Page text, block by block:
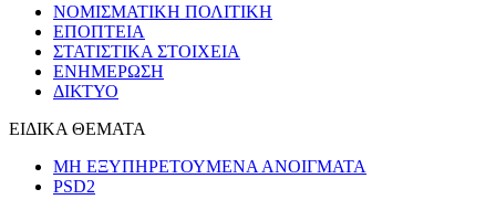
ΝΟΜΙΣΜΑΤΙΚΗ ΠΟΛΙΤΙΚΗ
ΕΠΟΠΤΕΙΑ
ΣΤΑΤΙΣΤΙΚΑ ΣΤΟΙΧΕΙΑ
ΕΝΗΜΕΡΩΣΗ
ΔΙΚΤΥΟ
ΕΙΔΙΚΑ ΘΕΜΑΤΑ
ΜΗ ΕΞΥΠΗΡΕΤΟΥΜΕΝΑ ΑΝΟΙΓΜΑΤΑ
PSD2